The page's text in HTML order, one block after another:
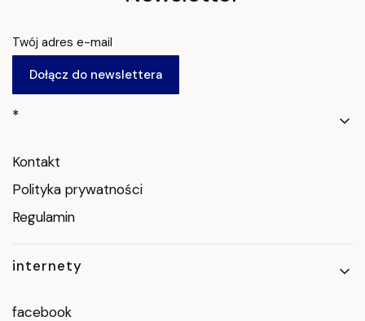
Twój adres e-mail
Dołącz do newslettera
Linki w stopce
*
Kontakt
Polityka prywatności
Regulamin
internety
facebook